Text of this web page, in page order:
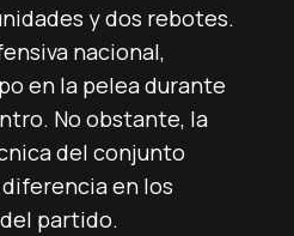
y dos rebotes.
nacional,
en la pelea durante
No obstante, la
del conjunto
en los
partido.